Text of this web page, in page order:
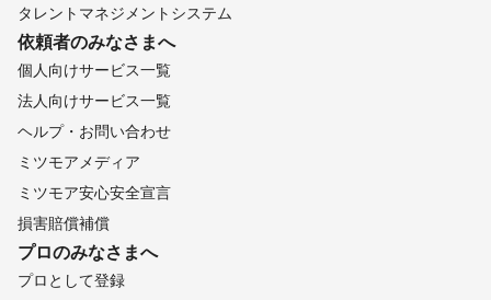
タレントマネジメントシステム
依頼者のみなさまへ
個人向けサービス一覧
法人向けサービス一覧
ヘルプ・お問い合わせ
ミツモアメディア
ミツモア安心安全宣言
損害賠償補償
プロのみなさまへ
プロとして登録